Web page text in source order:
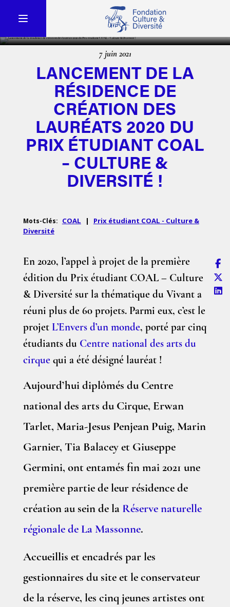
7 juin 2021
LANCEMENT DE LA
RÉSIDENCE DE
CRÉATION DES
LAURÉATS 2020 DU
PRIX ÉTUDIANT COAL
– CULTURE &
DIVERSITÉ !
Mots-Clés: COAL |
Prix étudiant COAL - Culture &
Diversité
En 2020, l’appel à projet de la première
édition du Prix étudiant COAL – Culture
& Diversité sur la thématique du Vivant a
réuni plus de 60 projets. Parmi eux, c’est le
projet L’Envers d’un monde, porté par cinq
étudiants du Centre national des arts du
cirque qui a été désigné lauréat !
Aujourd’hui diplômés du Centre
national des arts du Cirque, Erwan
Tarlet, Maria-Jesus Penjean Puig, Marin
Garnier, Tia Balacey et Giuseppe
Germini, ont entamés fin mai 2021 une
première partie de leur résidence de
création au sein de la Réserve naturelle
régionale de La Massonne.
Accueillis et encadrés par les
gestionnaires du site et le conservateur
de la réserve, les cinq jeunes artistes ont